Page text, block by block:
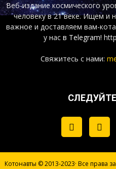
Веб-издание космического
человеку в 21 веке. Ищем и
важное и доставляем вам-
у нас в Telegram!
Свяжитесь с нами:
Котонавты © 2013-2023· Все права